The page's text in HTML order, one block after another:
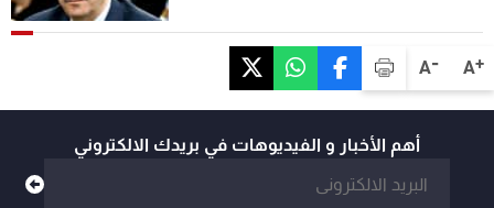
A+
A-
أهم الأخبار و الفيديوهات في بريدك الالكتروني